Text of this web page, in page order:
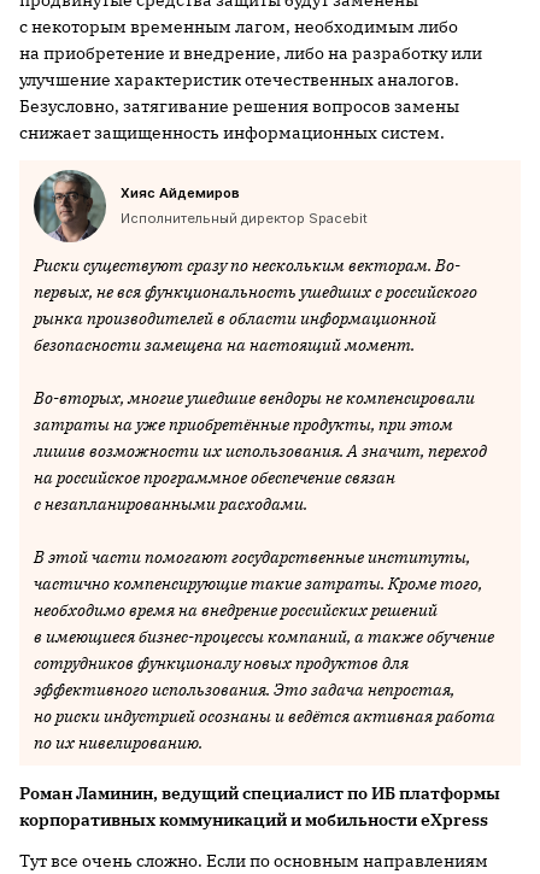
с некоторым временным лагом, необходимым либо
на приобретение и внедрение, либо на разработку или
улучшение характеристик отечественных аналогов.
Безусловно, затягивание решения вопросов замены
снижает защищенность информационных систем.
Хияс Айдемиров
Исполнительный директор Spacebit
Риски существуют сразу по нескольким векторам. Во-
первых, не вся функциональность ушедших с российского
рынка производителей в области информационной
безопасности замещена на настоящий момент.
Во-вторых, многие ушедшие вендоры не компенсировали
затраты на уже приобретённые продукты, при этом
лишив возможности их использования. А значит, переход
на российское программное обеспечение связан
с незапланированными расходами.
В этой части помогают государственные институты,
частично компенсирующие такие затраты. Кроме того,
необходимо время на внедрение российских решений
в имеющиеся бизнес-процессы компаний, а также обучение
сотрудников функционалу новых продуктов для
эффективного использования. Это задача непростая,
но риски индустрией осознаны и ведётся активная работа
по их нивелированию.
Роман Ламинин, ведущий специалист по ИБ платформы
корпоративных коммуникаций и мобильности eXpress
Тут все очень сложно. Если по основным направлениям